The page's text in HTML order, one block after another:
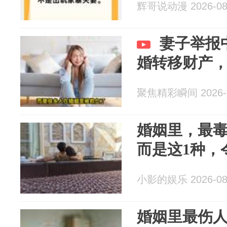
辉哥说动漫 2026-
妻子举报
婚转移财产
聚焦精彩瞬间
婚姻里，最
而是这1种，
小影的娱乐 2026-
婚姻里最伤